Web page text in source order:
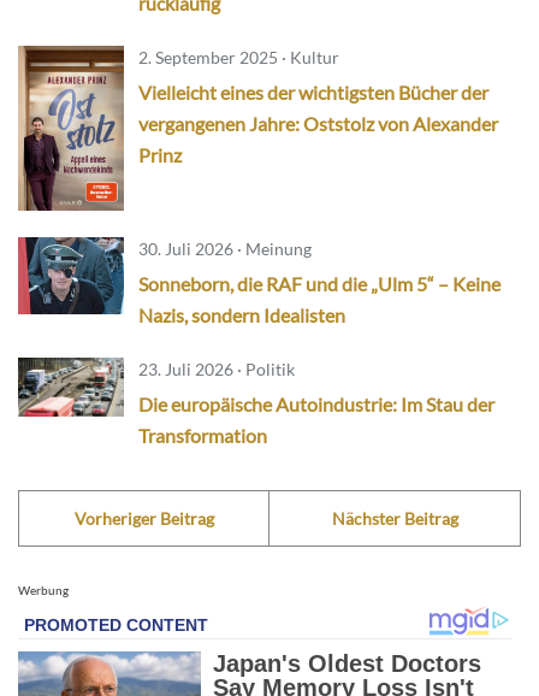
2. September 2025 · Kultur
Vielleicht eines der wichtigsten Bücher der
vergangenen Jahre: Oststolz von Alexander
Prinz
30. Juli 2026 · Meinung
Sonneborn, die RAF und die „Ulm 5“ – Keine
Nazis, sondern Idealisten
23. Juli 2026 · Politik
Die europäische Autoindustrie: Im Stau der
Transformation
Vorheriger Beitrag Nächster Beitrag
Werbung